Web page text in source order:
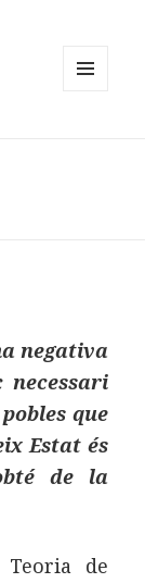
negativa
necessari
que
Estat és
de la
de